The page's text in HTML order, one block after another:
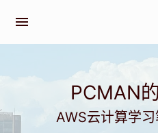
menu
PCMAN
AWS云计算学